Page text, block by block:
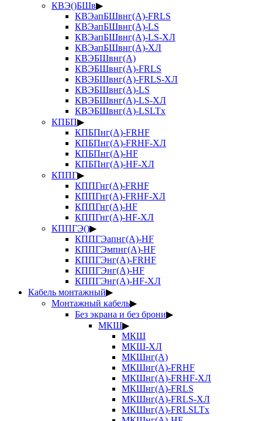
КВЭ()БШв▶
КВЭапБШвнг(А)-FRLS
КВЭапБШвнг(А)-LS
КВЭапБШвнг(А)-LS-ХЛ
КВЭапБШвнг(А)-ХЛ
КВЭБШвнг(А)
КВЭБШвнг(А)-FRLS
КВЭБШвнг(А)-FRLS-ХЛ
КВЭБШвнг(А)-LS
КВЭБШвнг(А)-LS-ХЛ
КВЭБШвнг(А)-LSLTx
КПБП▶
КПБПнг(А)-FRHF
КПБПнг(А)-FRHF-ХЛ
КПБПнг(А)-HF
КПБПнг(А)-HF-ХЛ
КППГ▶
КППГнг(А)-FRHF
КППГнг(А)-FRHF-ХЛ
КППГнг(А)-HF
КППГнг(А)-HF-ХЛ
КППГЭ()▶
КППГЭапнг(А)-HF
КППГЭмпнг(А)-HF
КППГЭнг(А)-FRHF
КППГЭнг(А)-HF
КППГЭнг(А)-HF-ХЛ
Кабель монтажный▶
Монтажный кабель▶
Без экрана и без брони▶
МКШ▶
МКШ
МКШ-ХЛ
МКШнг(А)
МКШнг(А)-FRHF
МКШнг(А)-FRHF-ХЛ
МКШнг(А)-FRLS
МКШнг(А)-FRLS-ХЛ
МКШнг(А)-FRLSLTx